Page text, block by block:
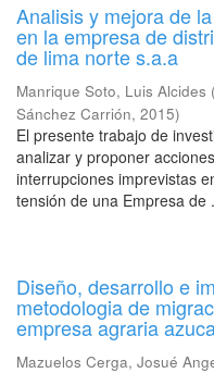
Analisis y mejora de
en la empresa de
de lima norte s.a.a
Manrique Soto, Luis Alcides (
Sánchez Carrión, 2015)
El presente trabajo de
analizar y proponer
interrupciones imprevistas
tensión de una Empresa de
Diseño, desarrollo e
metodologia de
empresa agraria
Mazuelos Cerga, Josué